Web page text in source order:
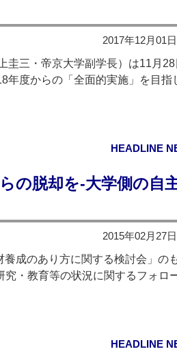
2017年12月01
三・帝京大学副学長）は11月28
年度からの「全面的実施」を目指
HEADLINE
の脱却を‐大学側の自
2015年02月27
成のあり方に関する検討会」の
・教育等の状況に関するフォロ
HEADLINE